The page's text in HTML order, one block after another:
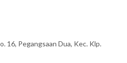
16, Pegangsaan Dua, Kec. Klp.